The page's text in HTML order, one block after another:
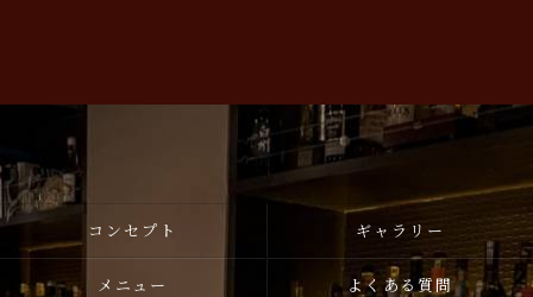
コンセプト ギャラリー
メニュー よくある質問